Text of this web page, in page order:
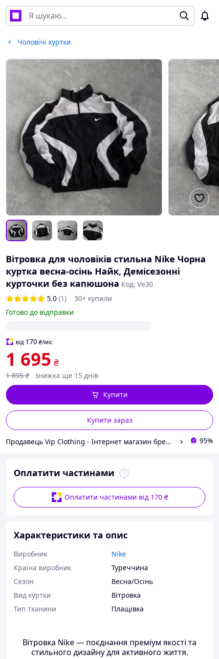
Чоловічі куртки
Вітровка для чоловіків стильна Nike Чорна
куртка весна-осінь Найк, Демісезонні
курточки без капюшона Код: Ve30
5.0 (1)
30+ купили
Готово до відправки
від 170₴/міс
1 695 ₴
1 895 ₴ знижка ще 15 днів
Купити зараз
Купити
Продавець Vip Clothing - Інтернет магазин брендового одягу 95%
Оплатити частинами
Оплатити частинами від 170 ₴
Характеристики та опис
Виробник
Nike
Країна виробник
Туреччина
Сезон
Весна/Осінь
Вид куртки
Вітровка
Тип тканини
Плащівка
Вітровка Nike — поєднання преміум якості та
стильного дизайну для активного життя.